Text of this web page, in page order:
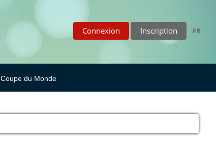
Connexion Inscription FR
Coupe du Monde